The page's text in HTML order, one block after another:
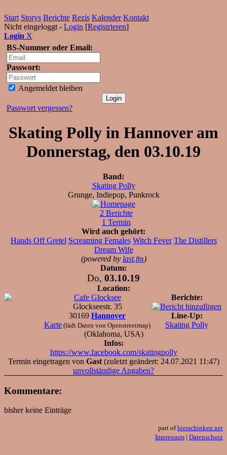
Start Storys Berichte Rezis Kalender Kontakt
Nicht eingeloggt - Login [Registrieren]
Login X
BS-Nummer oder Email:
Passwort:
Angemeldet bleiben
Passwort vergessen?
Skating Polly in Hannover am
Donnerstag, den 03.10.19
Band:
Skating Polly
Grunge, Indiepop, Punkrock
2 Berichte
1 Termin
Wird auch gehört:
Hands Off Gretel Screaming Females Witch Fever The Distillers
Dream Wife
(powered by last.fm)
Datum:
Do, 03.10.19
Location:
Cafe Glocksee
Glockseestr. 35
30169 Hannover
Karte (lädt Daten von Openstreetmap)
Berichte:
Line-Up:
Skating Polly
(Oklahoma, USA)
Infos:
https://www.facebook.com/skatingpolly
Termin eingetragen von Gast(zuletzt geändert: 24.07.2021 11:47)
unvollständige Angaben?
Kommentare:
bisher keine Einträge
part ofbierschinken.net
Impressum | Datenschutz